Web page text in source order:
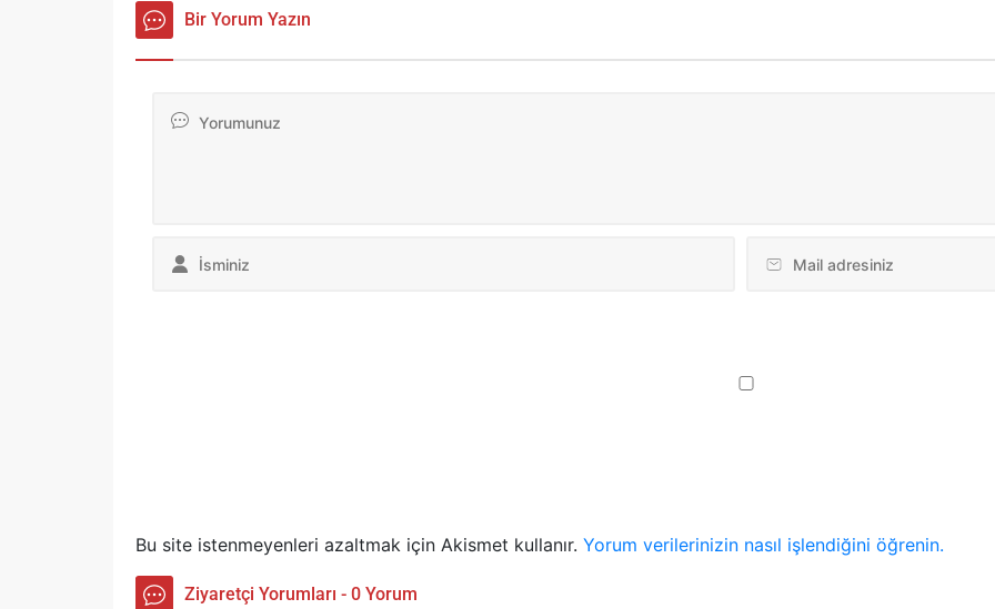
Bir Yorum Yazın
Bu site istenmeyenleri azaltmak için Akismet kullanır. Yorum verilerinizin nasıl işlendiğini öğrenin.
Ziyaretçi Yorumları - 0 Yorum